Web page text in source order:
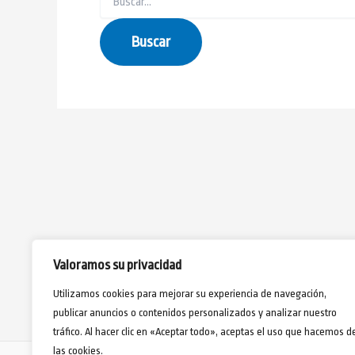
Valoramos su privacidad
Utilizamos cookies para mejorar su experiencia de navegación,
publicar anuncios o contenidos personalizados y analizar nuestro
tráfico. Al hacer clic en «Aceptar todo», aceptas el uso que hacemos
las cookies.